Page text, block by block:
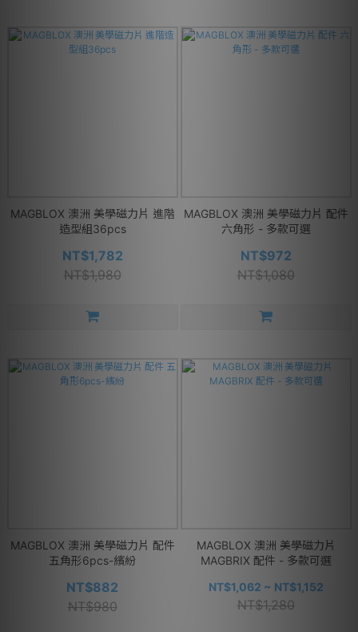
MAGBLOX 澳洲 美學磁力片 進階
造型組36pcs
NT$1,782
NT$1,980
MAGBLOX 澳洲 美學磁力片 配件
六角形 - 多款可選
NT$972
NT$1,080
MAGBLOX 澳洲 美學磁力片 配件
五角形6pcs-繽紛
NT$882
NT$980
MAGBLOX 澳洲 美學磁力片
MAGBRIX 配件 - 多款可選
NT$1,062 ~ NT$1,152
NT$1,280